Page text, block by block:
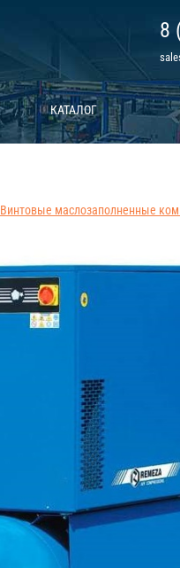
8
КАТАЛОГ
Винтовые маслозаполненные